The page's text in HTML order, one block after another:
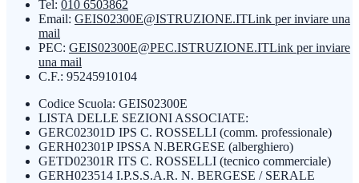
Tel: 010 6503862
Email: GEIS02300E@ISTRUZIONE.ITLink per inviare una
mail
PEC: GEIS02300E@PEC.ISTRUZIONE.ITLink per inviare
una mail
C.F.: 95245910104
Codice Scuola: GEIS02300E
LISTA DELLE SEZIONI ASSOCIATE:
GERC02301D IPS C. ROSSELLI (comm. professionale)
GERH02301P IPSSA N.BERGESE (alberghiero)
GETD02301R ITS C. ROSSELLI (tecnico commerciale)
GERH023514 I.P.S.S.A.R. N. BERGESE / SERALE